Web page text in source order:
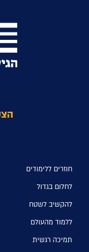
חוזרים ללימודים
לחלום בגדול
להקשיב לשטח
ללמוד מהעולם
תמיכה רגשית